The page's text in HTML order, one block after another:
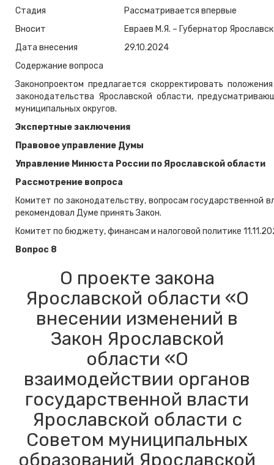
Стадия
Рассматривается впервые
Вносит
Евраев М.Я. – Губернатор
Дата внесения
29.10.2024
Содержание вопроса
Законопроектом предлагается скорректировать
законодательства Ярославской области,
муниципальных округов.
Экспертные заключения
Правовое управление Думы
Управление Минюста России по Ярославской области
Рассмотрение вопроса
Комитет по законодательству, вопросам государственной
рекомендовал Думе принять Закон.
Комитет по бюджету, финансам и налоговой политике
Вопрос 8
О проекте закона
Ярославской области «О
внесении изменений в
Закон Ярославской
области «О
взаимодействии органов
государственной власти
Ярославской области с
Советом муниципальных
образований Ярославской